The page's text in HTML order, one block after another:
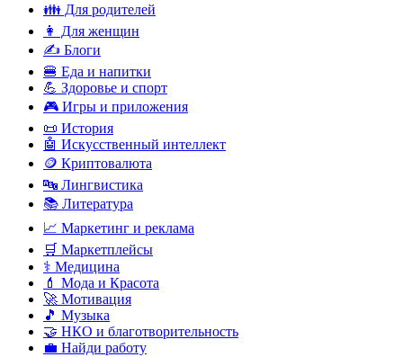
👪 Для родителей
👩 Для женщин
✍️ Блоги
🍔 Еда и напитки
💪 Здоровье и спорт
🎮 Игры и приложения
📜 История
🤖 Искусственный интеллект
🪙 Криптовалюта
🔤 Лингвистика
📚 Литература
📈 Маркетинг и реклама
🛒 Маркетплейсы
⚕️ Медицина
💄 Мода и Красота
🚀 Мотивация
🎵 Музыка
🤝 НКО и благотворительность
💼 Найди работу